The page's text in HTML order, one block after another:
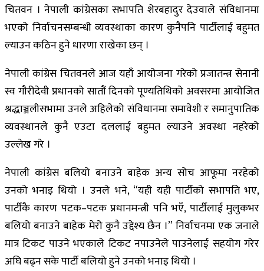
चितवन । नेपाली कांग्रेसका सभापति शेरबहादुर देउवाले संविधानमा
भएको निर्वाचनसम्बन्धी व्यवस्थाका कारण कुनैपनि पार्टीलाई बहुमत
ल्याउन कठिन हुने धारणा राखेका छन् ।
नेपाली कांग्रेस चितवनले आज यहाँ आयोजना गरेको प्रजातन्त्र सेनानी
स्व गौरीदेवी प्रधानको सातौं दिनको पूण्यतिथिको अवसरमा आयोजित
श्रद्धाञ्जलीसभामा उनले अहिलेको संविधानमा समावेशी र समानुपातिक
व्यवस्थानले कुनै एउटा दललाई बहुमत ल्याउने अवस्था नहरेको
उल्लेख गरे ।
नेपाली कांग्रेस बलियो बनाउने बाहेक अन्य सोच आफूमा नरहेको
उनको भनाइ थियो । उनले भने, “यही यही पार्टीको सभापति भए,
पार्टीकै कारण पटक–पटक प्रधानमन्त्री पनि भएँ, पार्टीलाई मुलुकभर
बलियो बनाउने बाहेक मेरो कुनै उद्देश्य छैन ।” निर्वाचनमा एक जनाले
मात्र टिकट पाउने भएकाले टिकट नपाउनेले पाउनेलाई सहयोग गरेर
अघि बढ्न सके पार्टी बलियो हुने उनको भनाइ थियो ।